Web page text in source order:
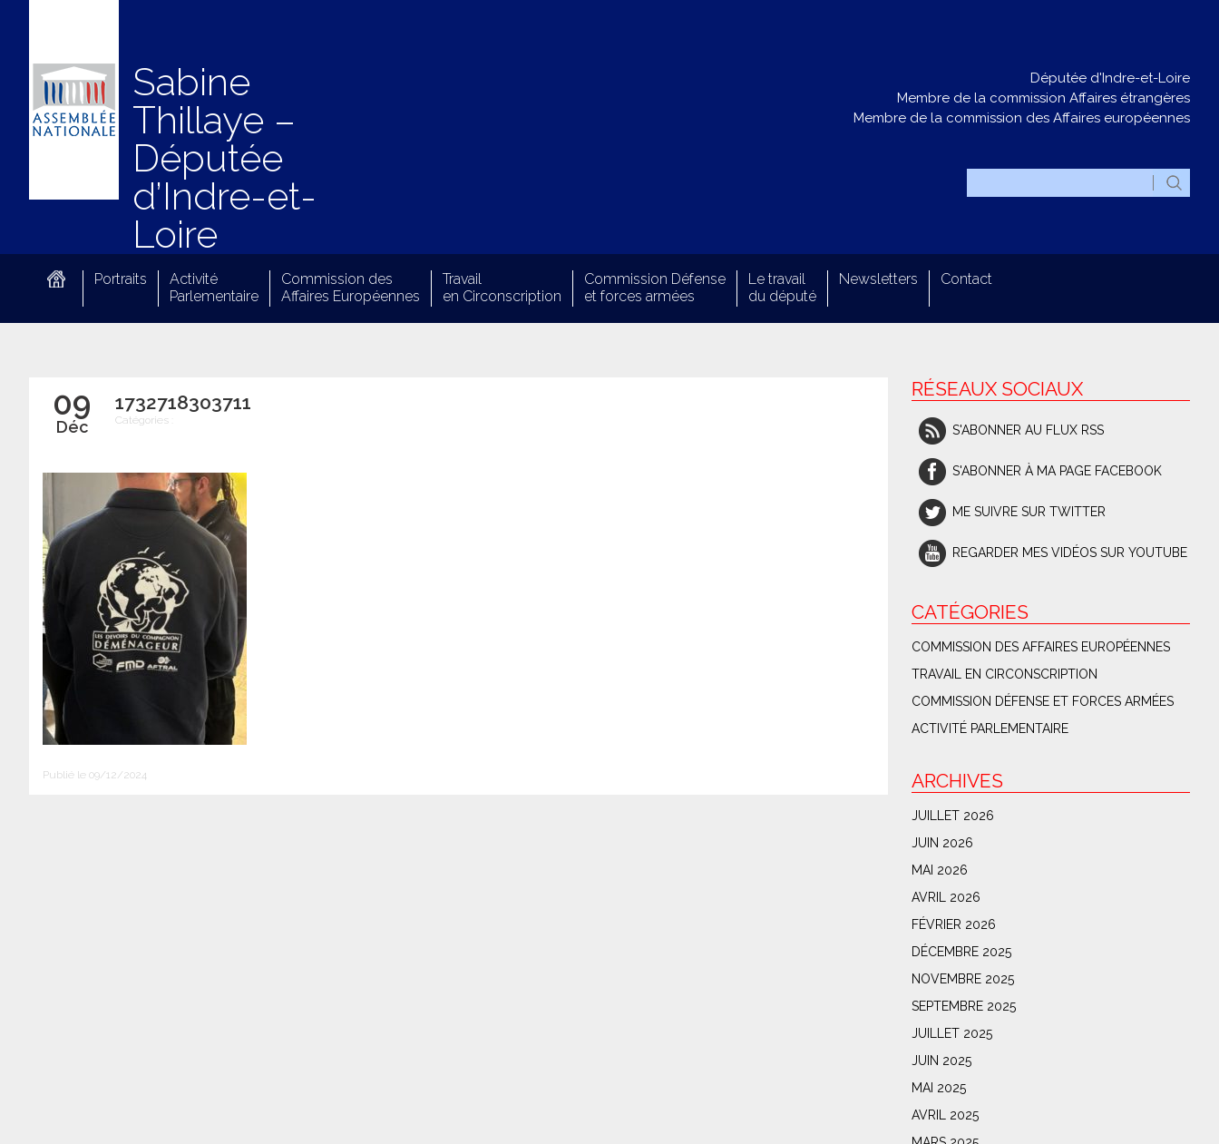
Sabine
Thillaye –
Députée
d’Indre-et-
Loire
Députée d'Indre-et-Loire
Membre de la commission Affaires étrangères
Membre de la commission des Affaires européennes
Portraits
Activité
Parlementaire
Commission des
Affaires Européennes
Travail
en Circonscription
Commission Défense
et forces armées
Le travail
du député
Newsletters Contact
09
Déc
1732718303711
Catégories :
Publié le 09/12/2024
RÉSEAUX SOCIAUX
S'ABONNER AU FLUX RSS
S'ABONNER À MA PAGE FACEBOOK
ME SUIVRE SUR TWITTER
REGARDER MES VIDÉOS SUR YOUTUBE
CATÉGORIES
COMMISSION DES AFFAIRES EUROPÉENNES
TRAVAIL EN CIRCONSCRIPTION
COMMISSION DÉFENSE ET FORCES ARMÉES
ACTIVITÉ PARLEMENTAIRE
ARCHIVES
JUILLET 2026
JUIN 2026
MAI 2026
AVRIL 2026
FÉVRIER 2026
DÉCEMBRE 2025
NOVEMBRE 2025
SEPTEMBRE 2025
JUILLET 2025
JUIN 2025
MAI 2025
AVRIL 2025